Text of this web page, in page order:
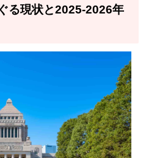
る現状と2025-2026年